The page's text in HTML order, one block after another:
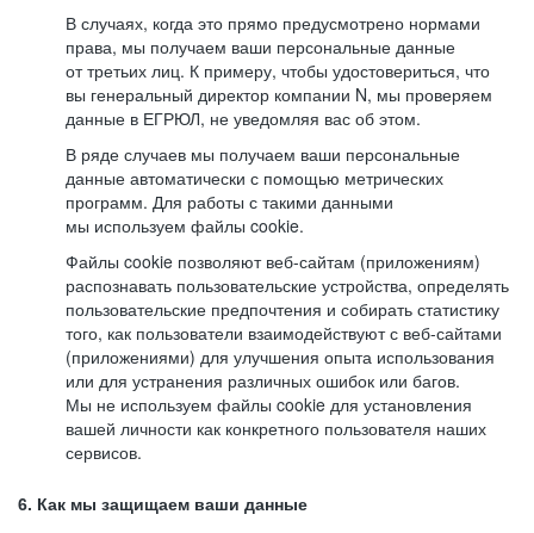
В случаях, когда это прямо предусмотрено нормами
права, мы получаем ваши персональные данные
от третьих лиц. К примеру, чтобы удостовериться, что
вы генеральный директор компании N, мы проверяем
данные в ЕГРЮЛ, не уведомляя вас об этом.
В ряде случаев мы получаем ваши персональные
данные автоматически с помощью метрических
программ. Для работы с такими данными
мы используем файлы cookie.
Файлы cookie позволяют веб-сайтам (приложениям)
распознавать пользовательские устройства, определять
пользовательские предпочтения и собирать статистику
того, как пользователи взаимодействуют с веб-сайтами
(приложениями) для улучшения опыта использования
или для устранения различных ошибок или багов.
Мы не используем файлы cookie для установления
вашей личности как конкретного пользователя наших
сервисов.
6. Как мы защищаем ваши данные